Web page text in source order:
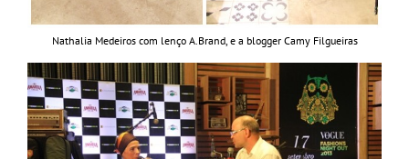
Nathalia Medeiros com lenço A.Brand, e a blogger Camy Filgueiras